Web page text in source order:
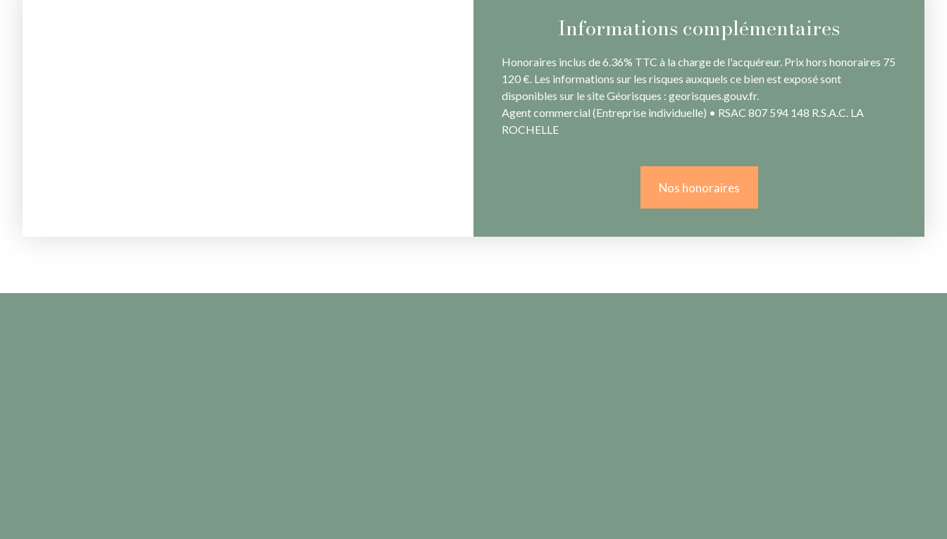
Informations complémentaires
Honoraires inclus de 6.36% TTC à la charge de l'acquéreur. Prix hors honoraires 75
120 €. Les informations sur les risques auxquels ce bien est exposé sont
disponibles sur le site Géorisques : georisques.gouv.fr.
Agent commercial (Entreprise individuelle) • RSAC 807 594 148 R.S.A.C. LA
ROCHELLE
Nos honoraires